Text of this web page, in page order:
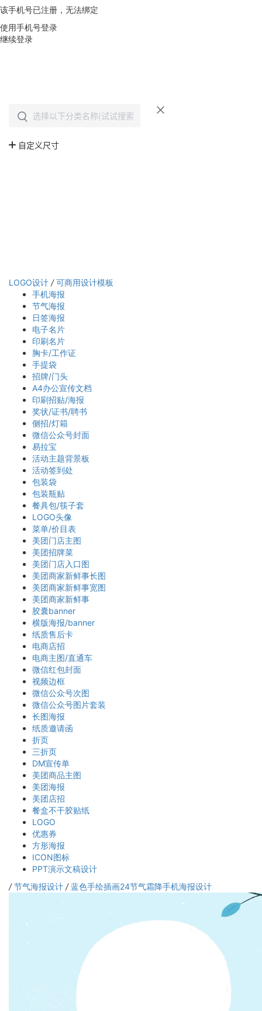
该手机号已注册，无法绑定
使用手机号登录
继续登录
LOGO设计 / 可商用设计模板
手机海报
节气海报
日签海报
电子名片
印刷名片
胸卡/工作证
手提袋
招牌/门头
A4办公宣传文档
印刷招贴/海报
奖状/证书/聘书
侧招/灯箱
微信公众号封面
易拉宝
活动主题背景板
活动签到处
包装袋
包装瓶贴
餐具包/筷子套
LOGO头像
菜单/价目表
美团门店主图
美团招牌菜
美团门店入口图
美团商家新鲜事长图
美团商家新鲜事宽图
美团商家新鲜事
胶囊banner
横版海报/banner
纸质售后卡
电商店招
电商主图/直通车
微信红包封面
视频边框
微信公众号次图
微信公众号图片套装
长图海报
纸质邀请函
折页
三折页
DM宣传单
美团商品主图
美团海报
美团店招
餐盒不干胶贴纸
LOGO
优惠券
方形海报
ICON图标
PPT演示文稿设计
/ 节气海报设计 / 蓝色手绘插画24节气霜降手机海报设计